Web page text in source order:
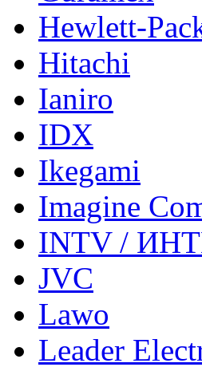
Hewlett-
Hitachi
Ianiro
IDX
Ikegami
Imagine
INTV /
JVC
Lawo
Leader